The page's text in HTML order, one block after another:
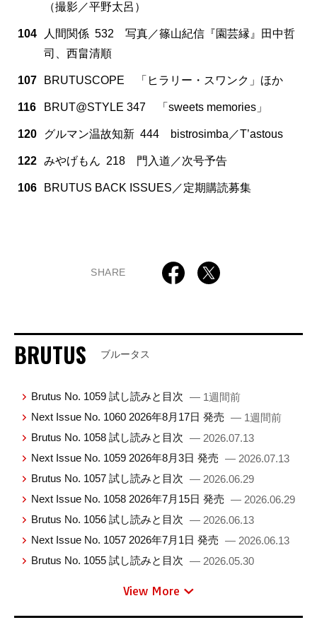
（撮影／平野太呂）
104
人間関係 532 写真／篠山紀信『園芸縁』田中哲
司、西畠清順
107 BRUTUSCOPE 「ヒラリー・スワンク」ほか
116 BRUT@STYLE 347 「sweets memories」
120 グルマン温故知新 444 bistrosimba／T’astous
122 みやげもん 218 門入道／次号予告
106 BRUTUS BACK ISSUES／定期購読募集
SHARE
BRUTUS ブルータス
Brutus No. 1059 試し読みと目次 — 1週間前
Next Issue No. 1060 2026年8月17日 発売 — 1週間前
Brutus No. 1058 試し読みと目次 — 2026.07.13
Next Issue No. 1059 2026年8月3日 発売 — 2026.07.13
Brutus No. 1057 試し読みと目次 — 2026.06.29
Next Issue No. 1058 2026年7月15日 発売 — 2026.06.29
Brutus No. 1056 試し読みと目次 — 2026.06.13
Next Issue No. 1057 2026年7月1日 発売 — 2026.06.13
Brutus No. 1055 試し読みと目次 — 2026.05.30
View More